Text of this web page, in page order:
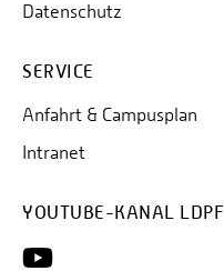
Datenschutz
SERVICE
Anfahrt & Campusplan
Intranet
YOUTUBE-KANAL LDPF